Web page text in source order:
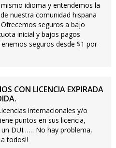
idioma y entendemos la
nuestra comunidad hispana
seguros a bajo
inicial y bajos pagos
seguros desde $1 por
CON LICENCIA EXPIRADA
internacionales y/o
puntos en sus licencia,
DUI…… No hay problema,
todos!!